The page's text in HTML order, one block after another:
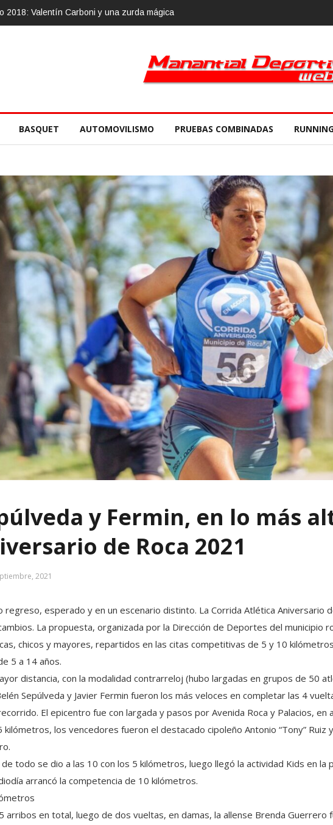
2018, 10 de noviembre
BASQUET AUTOMOVILISMO PRUEBAS COMBINADAS
y Fermin, en lo más
de Roca 2021
2021
regreso, esperado y en un escenario distinto. La Corrida Atlética Aniversario
La propuesta, organizada por la Dirección de Deportes del municipio
chicos y mayores, repartidos en las citas competitivas de 5 y 10
5 a 14 años.
distancia, con la modalidad contrarreloj (hubo largadas en grupos de 50
Sepúlveda y Javier Fermin fueron los más veloces en completar las 4
El epicentro fue con largada y pasos por Avenida Roca y Palacios, en
kilómetros, los vencedores fueron el destacado cipoleño Antonio “Tony” Ruiz
de todo se dio a las 10 con los 5 kilómetros, luego llegó la actividad Kids en
arrancó la competencia de 10 kilómetros.
arribos en total, luego de dos vueltas, en damas, la allense Brenda Guerrero